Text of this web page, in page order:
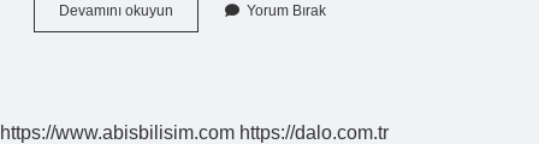
Devamını okuyun
Çeşitleri
Yorum Bırak
https://www.abisbilisim.com https://dalo.com.tr